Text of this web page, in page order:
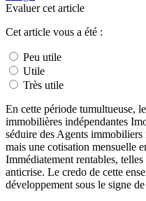
Evaluer cet article
Cet article vous a été :
Peu utile
Utile
Très utile
En cette période tumultueuse,
immobilières indépendantes
séduire des Agents immobiliers
mais une cotisation mensuelle
Immédiatement rentables,
anticrise. Le credo de cette
développement sous le signe